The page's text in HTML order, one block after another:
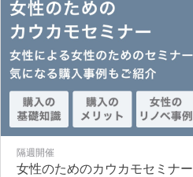
隔週開催
女性のためのカウカモセミナー